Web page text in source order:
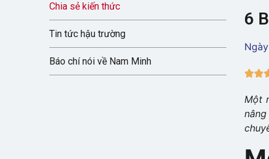
Chia sẻ kiến thức
Tin tức hậu trường
Báo chí nói về Nam Minh
6

Một